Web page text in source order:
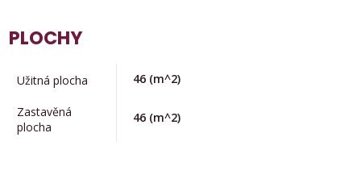
PLOCHY
Užitná plocha 46 (m^2)
Zastavěná
plocha
46 (m^2)